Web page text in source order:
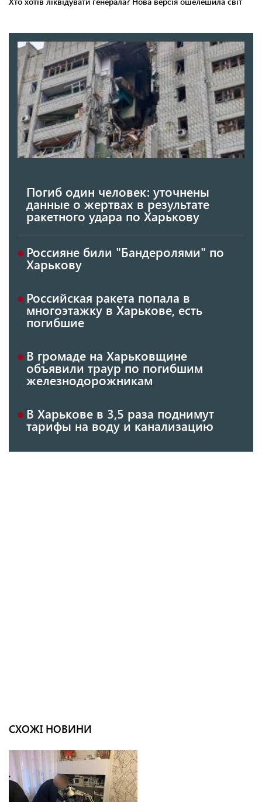
Погиб один человек: уточнены
данные о жертвах в результате
ракетного удара по Харькову
Россияне били "Бандеролями" по
Харькову
Российская ракета попала в
многоэтажку в Харькове, есть
погибшие
В громаде на Харьковщине
объявили траур по погибшим
железнодорожникам
В Харькове в 3,5 раза поднимут
тарифы на воду и канализацию
СХОЖІ НОВИНИ